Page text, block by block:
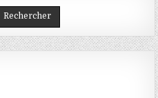
Rechercher